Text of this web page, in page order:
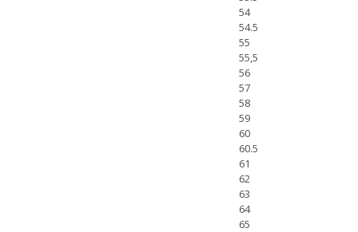
54
54.5
55
55,5
56
57
58
59
60
60.5
61
62
63
64
65